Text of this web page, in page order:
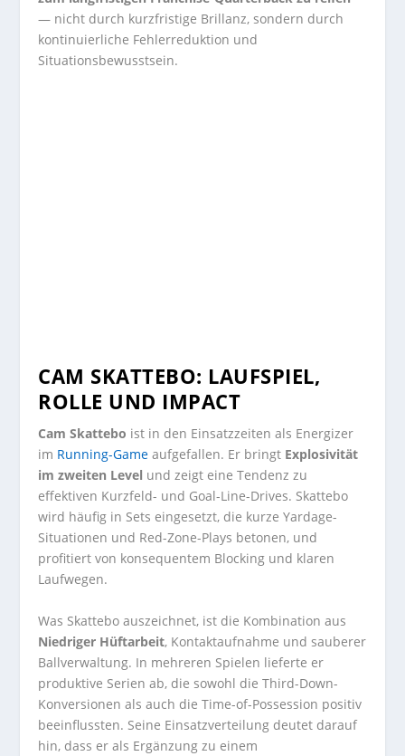
— nicht durch kurzfristige Brillanz, sondern durch
kontinuierliche Fehlerreduktion und
Situationsbewusstsein.
CAM SKATTEBO: LAUFSPIEL,
ROLLE UND IMPACT
Cam Skattebo ist in den Einsatzzeiten als Energizer
im Running-Game aufgefallen. Er bringt Explosivität
im zweiten Level und zeigt eine Tendenz zu
effektiven Kurzfeld- und Goal-Line-Drives. Skattebo
wird häufig in Sets eingesetzt, die kurze Yardage-
Situationen und Red-Zone-Plays betonen, und
profitiert von konsequentem Blocking und klaren
Laufwegen.
Was Skattebo auszeichnet, ist die Kombination aus
Niedriger Hüftarbeit, Kontaktaufnahme und sauberer
Ballverwaltung. In mehreren Spielen lieferte er
produktive Serien ab, die sowohl die Third-Down-
Konversionen als auch die Time-of-Possession positiv
beeinflussten. Seine Einsatzverteilung deutet darauf
hin, dass er als Ergänzung zu einem